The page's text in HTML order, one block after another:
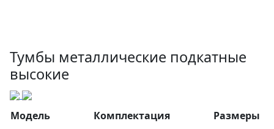
Тумбы металлические подкатные
высокие
Модель Комплектация
Размеры